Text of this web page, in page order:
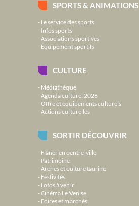
SPORTS & ANIMATIONS
Le service des sports
Infos sports
Associations sportives
Équipement sportifs
CULTURE
Médiathèque
Agenda culturel 2026
Offre et équipements culturels
Actions culturelles
SORTIR DÉCOUVRIR
Flâner en centre-ville
Patrimoine
Arènes et culture taurine
Festivités
Lotos à venir
Cinéma Le Venise
Foires et marchés